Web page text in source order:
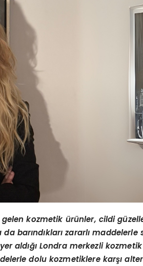
kozmetik ürünler, cildi
barındıkları zararlı maddelerle
aldığı Londra merkezli
dolu kozmetiklere karşı